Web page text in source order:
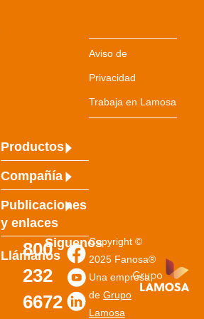
Productos
Compañía
Publicaciones
y enlaces
Llámanos
800
232
6672
SiguenosCopyright ©
2025 Fanosa®
Una empresa
de Grupo
Lamosa
Aviso de
Privacidad
Trabaja en Lamosa